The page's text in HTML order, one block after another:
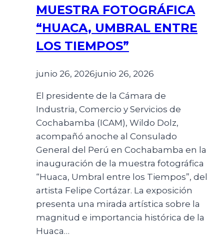
MUESTRA FOTOGRÁFICA
“HUACA, UMBRAL ENTRE
LOS TIEMPOS”
junio 26, 2026junio 26, 2026
El presidente de la Cámara de
Industria, Comercio y Servicios de
Cochabamba (ICAM), Wildo Dolz,
acompañó anoche al Consulado
General del Perú en Cochabamba en la
inauguración de la muestra fotográfica
“Huaca, Umbral entre los Tiempos”, del
artista Felipe Cortázar. La exposición
presenta una mirada artística sobre la
magnitud e importancia histórica de la
Huaca…